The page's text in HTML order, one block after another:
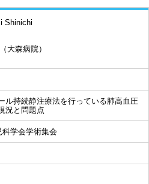
Shinichi
大森病院）
ル持続静注療法を行っている肺高血圧
況と問題点
科学会学術集会